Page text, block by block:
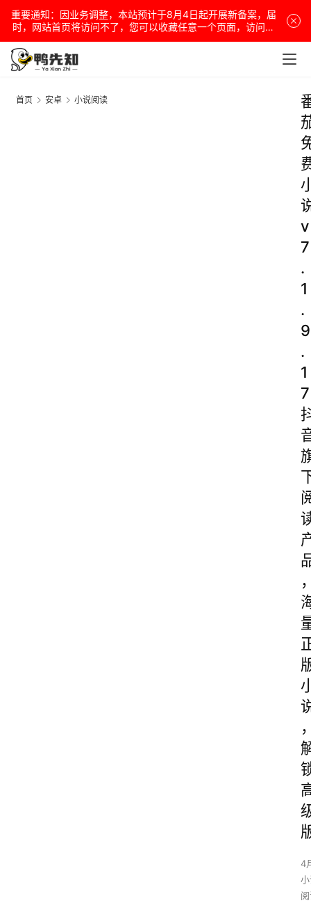
重要通知：因业务调整，本站预计于8月4日起开展新备案，届
时，网站首页将访问不了，您可以收藏任意一个页面，访问网
站！
首页 安卓 小说阅读
v
7
.
1
.
9
.
1
7
4